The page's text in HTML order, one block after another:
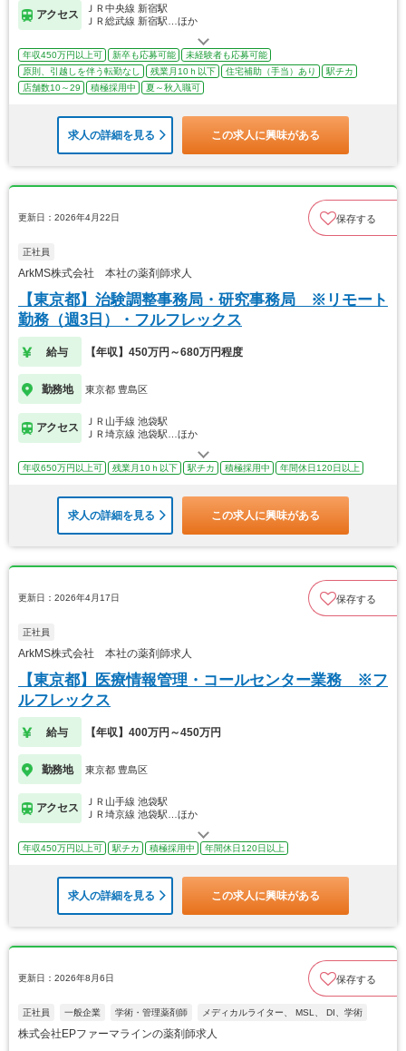
アクセス
ＪＲ中央線 新宿駅
ＪＲ総武線 新宿駅…ほか
年収450万円以上可 新卒も応募可能
未経験者も応募可能
原則、引越しを伴う転勤なし
残業月10ｈ以下 住宅補助（手当）あり
駅チカ
店舗数10～29
積極採用中 夏～秋入職可
求人の詳細を見る この求人に興味がある
更新日：2026年4月22日 保存する
正社員
ArkMS株式会社 本社の薬剤師求人
【東京都】治験調整事務局・研究事務局 ※リモート
勤務（週3日）・フルフレックス
給与 【年収】450万円～680万円程度
勤務地 東京都 豊島区
アクセス
ＪＲ山手線 池袋駅
ＪＲ埼京線 池袋駅…ほか
年収650万円以上可 残業月10ｈ以下 駅チカ 積極採用中 年間休日120日以上
求人の詳細を見る この求人に興味がある
更新日：2026年4月17日 保存する
正社員
ArkMS株式会社 本社の薬剤師求人
【東京都】医療情報管理・コールセンター業務 ※フ
ルフレックス
給与 【年収】400万円～450万円
勤務地 東京都 豊島区
アクセス
ＪＲ山手線 池袋駅
ＪＲ埼京線 池袋駅…ほか
年収450万円以上可 駅チカ 積極採用中 年間休日120日以上
求人の詳細を見る この求人に興味がある
更新日：2026年8月6日 保存する
正社員 一般企業 学術・管理薬剤師 メディカルライター、 MSL、 DI、学術
株式会社EPファーマラインの薬剤師求人